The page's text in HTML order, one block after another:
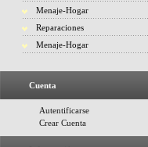
Menaje-Hogar
Reparaciones
Menaje-Hogar
Cuenta
Autentificarse
Crear Cuenta